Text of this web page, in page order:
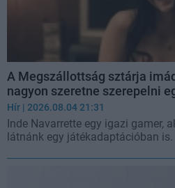
A Megszállottság sztárja
nagyon szeretne szerepelni
Hír | 2026.08.04 21:31
Inde Navarrette egy igazi gamer,
látnánk egy játékadaptációban is.